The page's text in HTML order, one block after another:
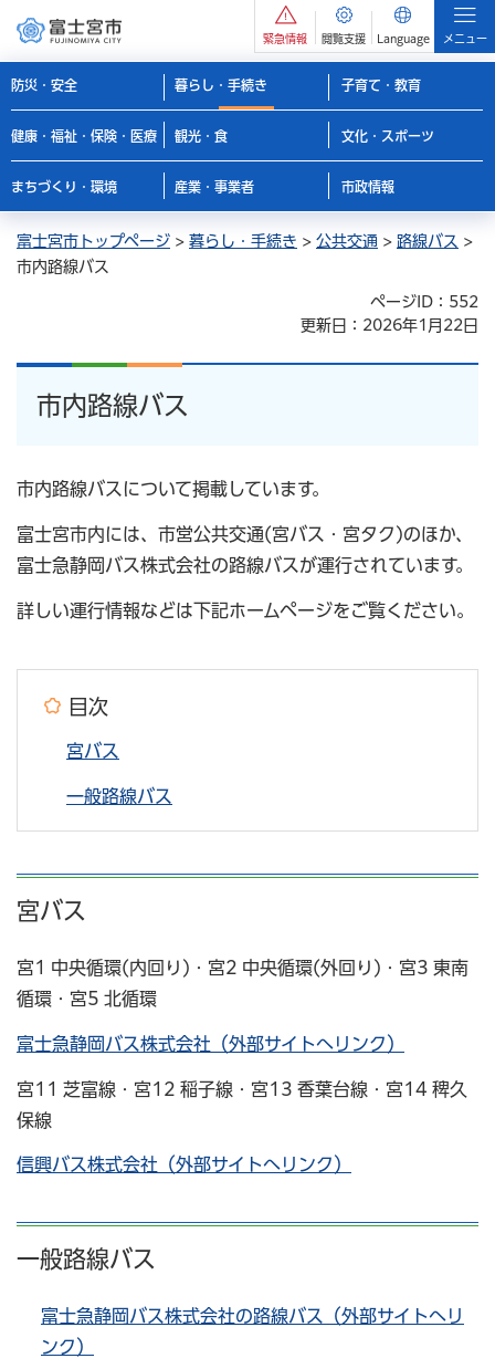
緊急情報 閲覧支援 Language メニュー
防災・安全 暮らし・手続き 子育て・教育
健康・福祉・保険・医療 観光・食 文化・スポーツ
まちづくり・環境 産業・事業者 市政情報
富士宮市トップページ > 暮らし・手続き > 公共交通 > 路線バス >
市内路線バス
ページID：552
更新日：2026年1月22日
市内路線バス
市内路線バスについて掲載しています。
富士宮市内には、市営公共交通(宮バス・宮タク)のほか、
富士急静岡バス株式会社の路線バスが運行されています。
詳しい運行情報などは下記ホームページをご覧ください。
目次
宮バス
一般路線バス
宮バス
宮1 中央循環(内回り)・宮2 中央循環(外回り)・宮3 東南
循環・宮5 北循環
富士急静岡バス株式会社（外部サイトへリンク）
宮11 芝富線・宮12 稲子線・宮13 香葉台線・宮14 稗久
保線
信興バス株式会社（外部サイトへリンク）
一般路線バス
富士急静岡バス株式会社の路線バス（外部サイトへリ
ンク）